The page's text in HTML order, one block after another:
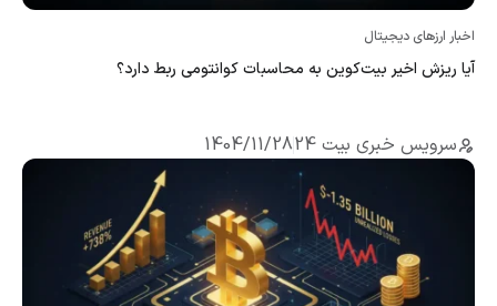
اخبار ارزهای دیجیتال
آیا ریزش اخیر بیت‌کوین به محاسبات کوانتومی ربط دارد؟
سرویس خبری بیت 24 1404/11/28